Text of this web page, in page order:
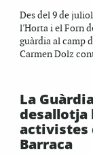
Des del 9 de
l'Horta i el Forn
guàrdia al camp
Carmen Dolz
La
desallotja
activistes
Barraca